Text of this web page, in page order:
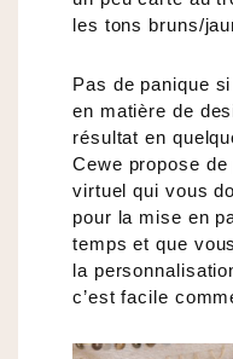
les tons bruns/
Pas de panique
en matière de
résultat en
Cewe propose
virtuel qui vous
pour la mise en
temps et que
la
c’est facile